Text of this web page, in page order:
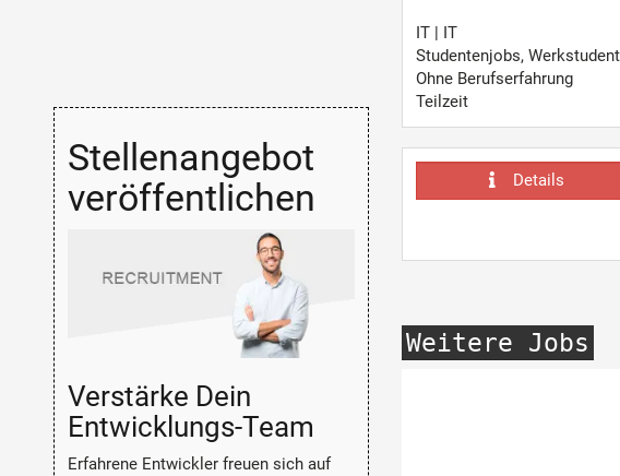
IT | IT
Studentenjobs, Werkstudent
Ohne Berufserfahrung
Teilzeit
Details
Weitere Jobs
Stellenangebot
veröffentlichen
Verstärke Dein
Entwicklungs-Team
Erfahrene Entwickler freuen sich auf